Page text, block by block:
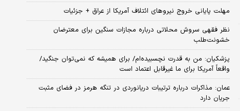
مهلت پایانی خروج نیروهای ائتلاف آمریکا از عراق + جزئیات
نظر فقهی سروش محلاتی درباره مجازات سنگین برای معترضان
خشونت‌طلب
پزشکیان: من به قدرت نچسبیده‌ام/ برای همیشه که نمی‌توان جنگید/
واقعاً آمریکا برای ما غیرقابل اعتماد است
عمان: مذاکرات درباره ترتیبات دریانوردی در تنگه هرمز در فضای مثبت
جریان دارد